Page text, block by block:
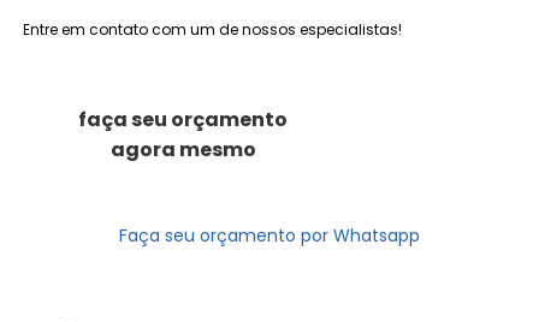
Entre em contato com um de nossos especialistas!
faça seu orçamento
agora mesmo
Faça seu orçamento por Whatsapp